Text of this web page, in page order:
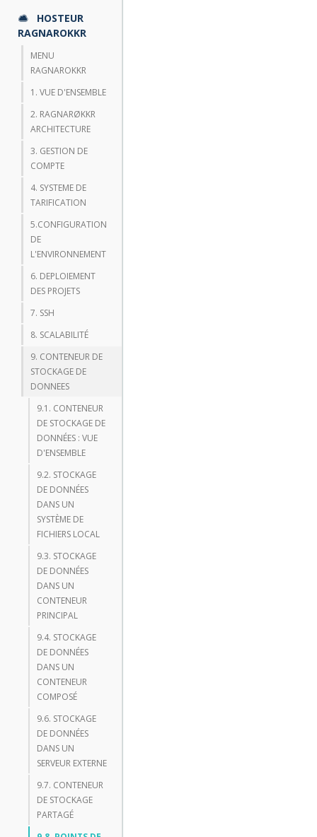
HOSTEUR
RAGNAROKKR
MENU
RAGNAROKKR
1. VUE D'ENSEMBLE
2. RAGNARØKKR
ARCHITECTURE
3. GESTION DE
COMPTE
4. SYSTEME DE
TARIFICATION
5.CONFIGURATION
DE
L'ENVIRONNEMENT
6. DEPLOIEMENT
DES PROJETS
7. SSH
8. SCALABILITÉ
9. CONTENEUR DE
STOCKAGE DE
DONNEES
9.1. CONTENEUR
DE STOCKAGE DE
DONNÉES : VUE
D'ENSEMBLE
9.2. STOCKAGE
DE DONNÉES
DANS UN
SYSTÈME DE
FICHIERS LOCAL
9.3. STOCKAGE
DE DONNÉES
DANS UN
CONTENEUR
PRINCIPAL
9.4. STOCKAGE
DE DONNÉES
DANS UN
CONTENEUR
COMPOSÉ
9.6. STOCKAGE
DE DONNÉES
DANS UN
SERVEUR EXTERNE
9.7. CONTENEUR
DE STOCKAGE
PARTAGÉ